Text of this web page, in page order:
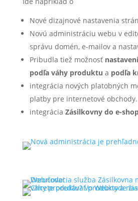
Nové dizajnové nastavenia
Novú administráciu webu v
správu domén, e-mailov a
Pribudla tiež možnosť
podľa váhy produktu a podľa
integrácia nových platobných
platby pre internetové obchody.
integrácia Zásilkovny do e-